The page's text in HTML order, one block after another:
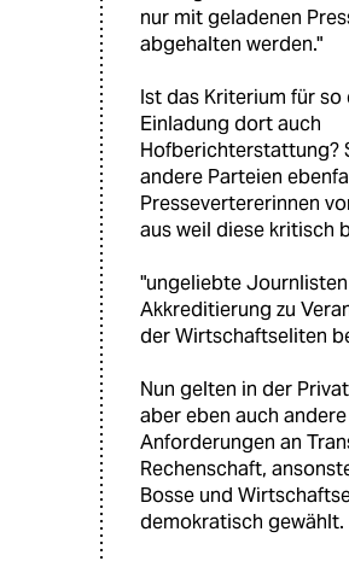
nur mit geladenen
abgehalten werden."
Ist das Kriterium für so
Einladung dort auch
Hofberichterstattung?
andere Parteien
Pressevertererinnen
aus weil diese kritisch
"ungeliebte
Akkreditierung zu
der Wirtschaftseliten
Nun gelten in der
aber eben auch
Anforderungen an
Rechenschaft,
Bosse und
demokratisch gewählt.